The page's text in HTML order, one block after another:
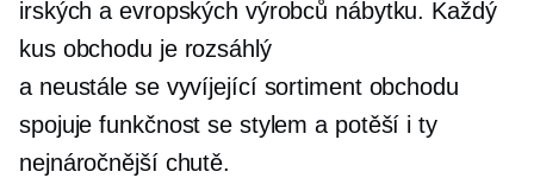
irských a evropských výrobců nábytku. Každý
kus obchodu je rozsáhlý
a neustále se vyvíjejícísortiment obchodu
spojuje funkčnost se stylem a potěší i ty
nejnáročnější chutě.